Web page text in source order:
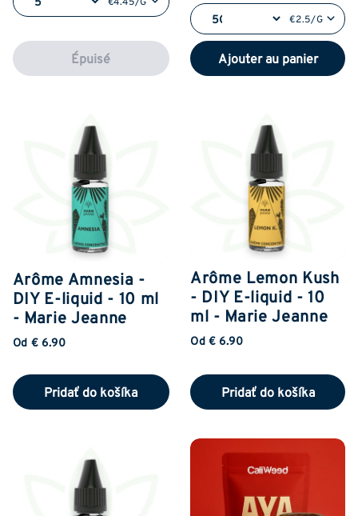
Épuisé
€2.5/G
Ajouter au panier
Arôme Amnesia -
DIY E-liquid - 10 ml
- Marie Jeanne
Od € 6.90
Pridať do košíka
Arôme Lemon Kush
- DIY E-liquid - 10
ml - Marie Jeanne
Od € 6.90
Pridať do košíka